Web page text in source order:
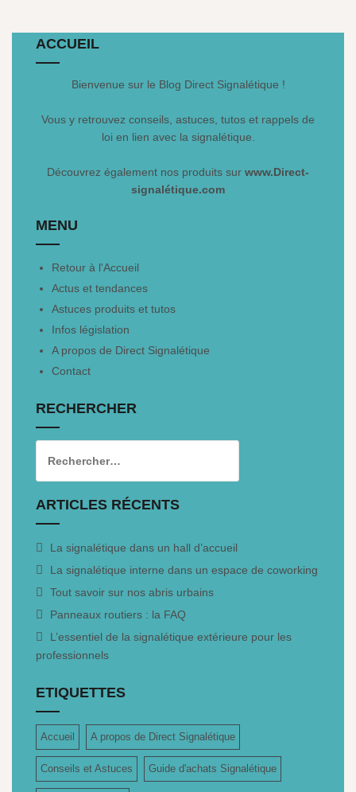
ACCUEIL
Bienvenue sur le Blog Direct Signalétique !
Vous y retrouvez conseils, astuces, tutos et rappels de
loi en lien avec la signalétique.
Découvrez également nos produits sur www.Direct-
signalétique.com
MENU
Retour à l'Accueil
Actus et tendances
Astuces produits et tutos
Infos législation
A propos de Direct Signalétique
Contact
RECHERCHER
ARTICLES RÉCENTS
La signalétique dans un hall d’accueil
La signalétique interne dans un espace de coworking
Tout savoir sur nos abris urbains
Panneaux routiers : la FAQ
L’essentiel de la signalétique extérieure pour les
professionnels
ETIQUETTES
Accueil A propos de Direct Signalétique
Conseils et Astuces Guide d'achats Signalétique